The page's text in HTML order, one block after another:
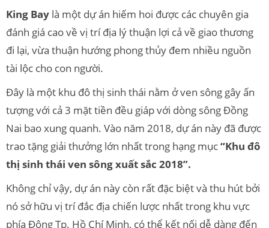
King Bay là một dự án hiếm hoi được các chuyên gia
đánh giá cao về vị trí địa lý thuận lợi cả về giao thương
đi lại, vừa thuận hướng phong thủy đem nhiều nguồn
tài lộc cho con người.
Đây là một khu đô thị sinh thái nằm ở ven sông gây ấn
tượng với cả 3 mặt tiền đều giáp với dòng sông Đồng
Nai bao xung quanh. Vào năm 2018, dự án này đã được
trao tặng giải thưởng lớn nhất trong hạng mục“Khu đô
thị sinh thái ven sông xuất sắc 2018”.
Không chỉ vậy, dự án này còn rất đặc biệt và thu hút bởi
nó sở hữu vị trí đắc địa chiến lược nhất trong khu vực
phía Đông Tp. Hồ Chí Minh, có thể kết nối dễ dàng đến